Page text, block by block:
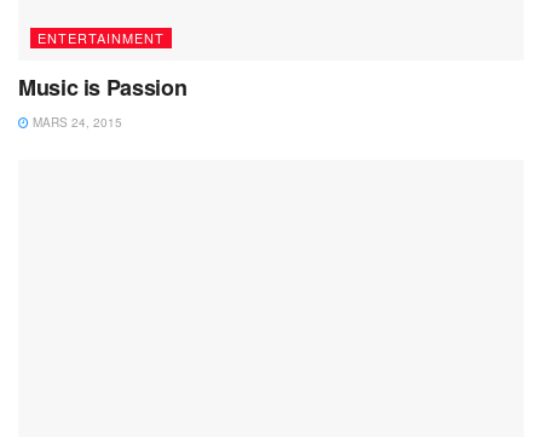
ENTERTAINMENT
Music is Passion
MARS 24, 2015